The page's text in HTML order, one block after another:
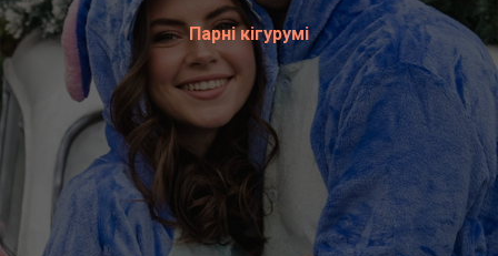
Парні кігурумі